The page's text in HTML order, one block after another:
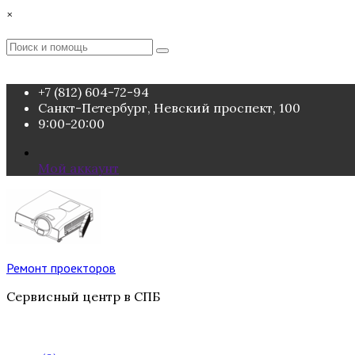
Перейти
содержимому
×
Поиск
Поиск
+7 (812) 604-72-94
Санкт-Петербург, Невский проспект, 100
9:00-20:00
Мой аккаунт
Ремонт проекторов
Сервисный центр в СПБ